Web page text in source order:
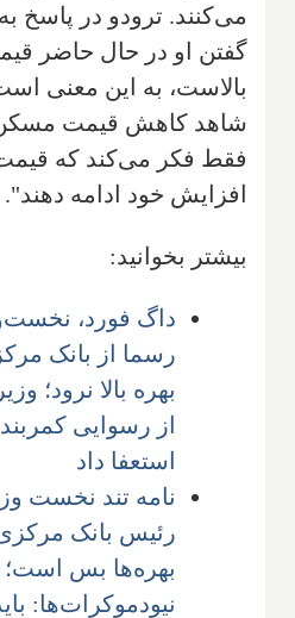
می‌کنند. ترودو در پاسخ
گفتن او در حال حاضر
بالاست، به این معنی
شاهد کاهش قیمت مسکن
فقط فکر می‌کند که
افزایش خود ادامه دهند".
بیشتر بخوانید:
داگ فورد،
رسما از بانک
بهره بالا نرود؛
از رسوایی
استعفا داد
نامه تند نخست
رئیس بانک مرکزی
بهره‌ها بس است؛
نیودموکرات‌ها: